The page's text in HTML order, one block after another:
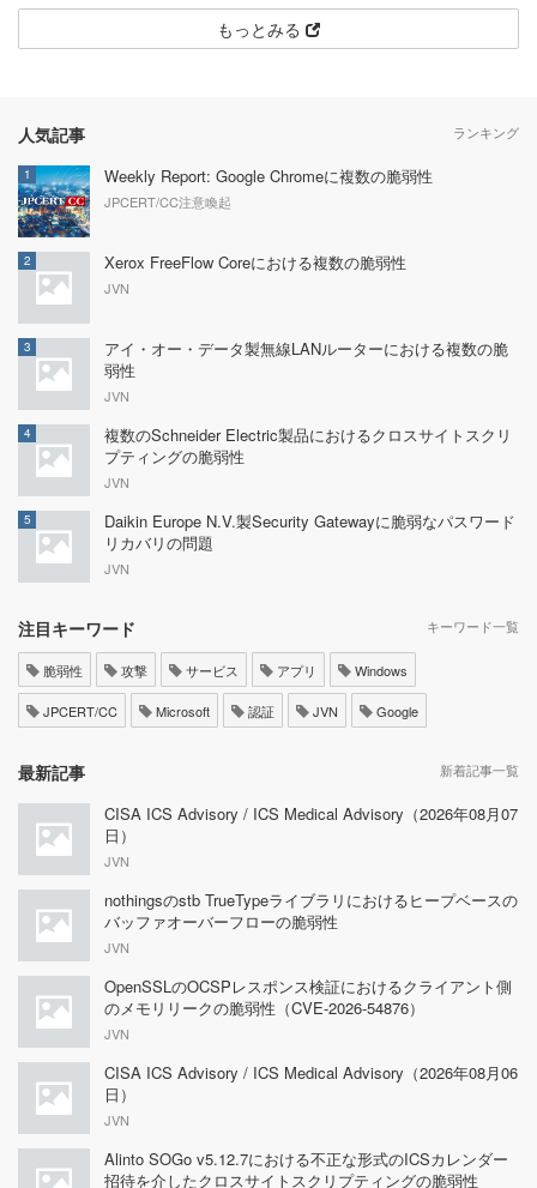
もっとみる
人気記事 ランキング
1 Weekly Report: Google Chromeに複数の脆弱性
JPCERT/CC注意喚起
2 Xerox FreeFlow Coreにおける複数の脆弱性
JVN
3
アイ・オー・データ製無線LANルーターにおける複数の脆
弱性
JVN
4
複数のSchneider Electric製品におけるクロスサイトスクリ
プティングの脆弱性
JVN
5
Daikin Europe N.V.製Security Gatewayに脆弱なパスワード
リカバリの問題
JVN
注目キーワード キーワード一覧
脆弱性 攻撃 サービス アプリ Windows
JPCERT/CC Microsoft 認証 JVN Google
最新記事 新着記事一覧
CISA ICS Advisory / ICS Medical Advisory（2026年08月07
日）
JVN
nothingsのstb TrueTypeライブラリにおけるヒープベースの
バッファオーバーフローの脆弱性
JVN
OpenSSLのOCSPレスポンス検証におけるクライアント側
のメモリリークの脆弱性（CVE-2026-54876）
JVN
CISA ICS Advisory / ICS Medical Advisory（2026年08月06
日）
JVN
Alinto SOGo v5.12.7における不正な形式のICSカレンダー
招待を介したクロスサイトスクリプティングの脆弱性